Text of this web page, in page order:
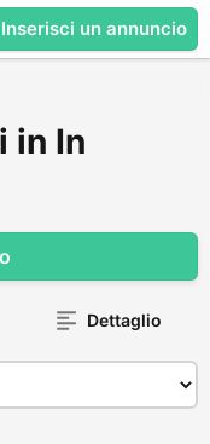
Inserisci un annuncio
in In
Dettaglio